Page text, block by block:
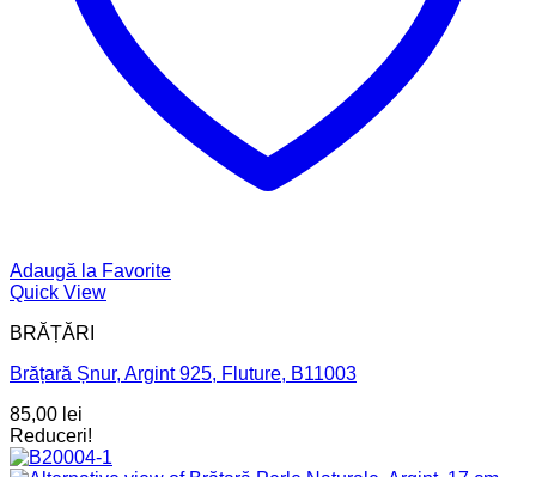
Adaugă la Favorite
Quick View
BRĂȚĂRI
Brățară Șnur, Argint 925, Fluture, B11003
85,00 lei
Reduceri!